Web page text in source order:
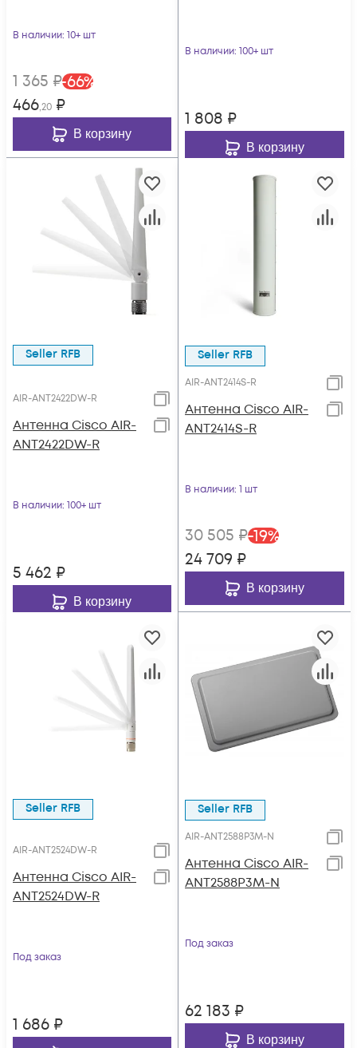
В наличии: 10+ шт
1 365 ₽-66%
466,20 ₽
В корзину
В наличии: 100+ шт
1 808 ₽
В корзину
Seller RFB
AIR-ANT2422DW-R
Антенна Cisco AIR-
ANT2422DW-R
В наличии: 100+ шт
5 462 ₽
В корзину
Seller RFB
AIR-ANT2414S-R
Антенна Cisco AIR-
ANT2414S-R
В наличии: 1 шт
30 505 ₽-19%
24 709 ₽
В корзину
Seller RFB
AIR-ANT2524DW-R
Антенна Cisco AIR-
ANT2524DW-R
Под заказ
1 686 ₽
Seller RFB
AIR-ANT2588P3M-N
Антенна Cisco AIR-
ANT2588P3M-N
Под заказ
62 183 ₽
В корзину